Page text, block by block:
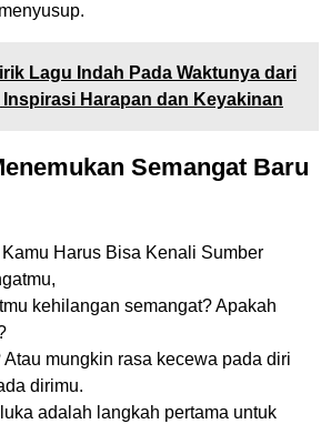
Lagu Indah Pada Waktunya dari
Harapan dan Keyakinan
Semangat Baru
Kamu Harus Bisa Kenali Sumber
kehilangan semangat? Apakah
mungkin rasa kecewa pada diri
dirimu.
adalah langkah pertama untuk